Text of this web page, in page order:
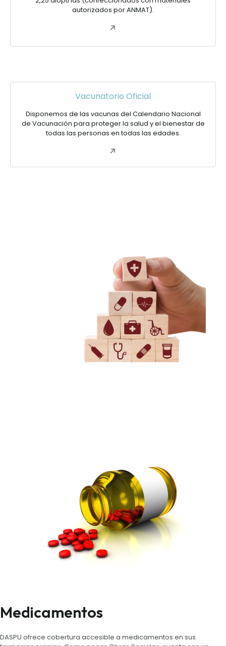
autorizados por ANMAT).
Vacunatorio Oficial
Disponemos de las vacunas del Calendario Nacional
de Vacunación para proteger la salud y el bienestar de
todas las personas en todas las edades.
Medicamentos
DASPU ofrece cobertura accesible a medicamentos en sus